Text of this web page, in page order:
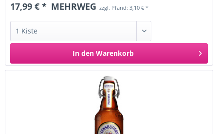
17,99 € * MEHRWEG zzgl. Pfand: 3,10 € *
In den Warenkorb